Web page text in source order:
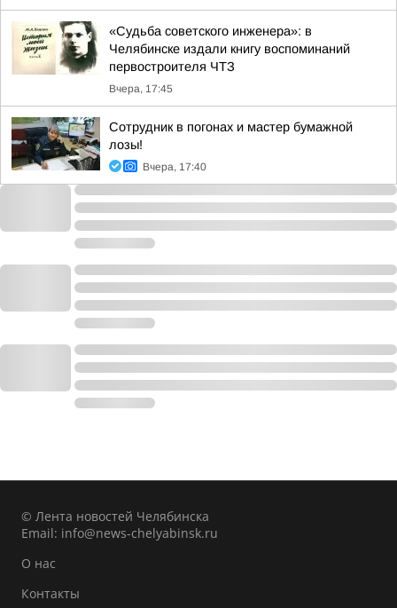
«Судьба советского инженера»: в
Челябинске издали книгу воспоминаний
первостроителя ЧТЗ
Вчера, 17:45
Сотрудник в погонах и мастер бумажной
лозы!
Вчера, 17:40
© Лента новостей Челябинска
Email: info@news-chelyabinsk.ru
О нас
Контакты